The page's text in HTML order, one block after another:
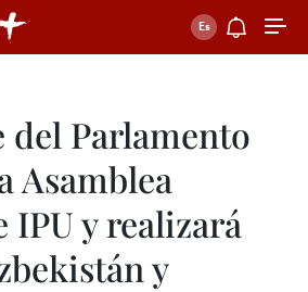
del Parlamento
Asamblea
IPU y realizará
y